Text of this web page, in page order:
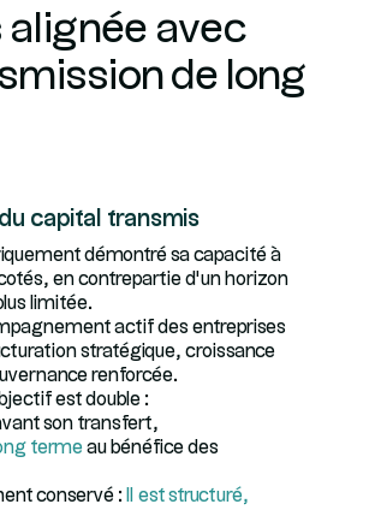
alignée avec
de long
capital transmis
démontré sa capacité à
en contrepartie d’un horizon
limitée.
actif des entreprises
stratégique, croissance
renforcée.
est double :
son transfert,
terme au bénéfice des
conservé :
Il est structuré,